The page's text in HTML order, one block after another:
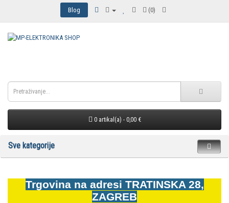
Blog (0)
0 artikal(a) - 0,00 €
Sve kategorije
Trgovina na adresi TRATINSKA 28,
ZAGREB